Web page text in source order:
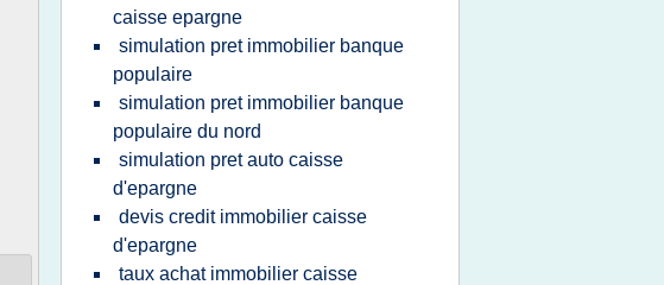
caisse epargne
simulation pret immobilier banque
populaire
simulation pret immobilier banque
populaire du nord
simulation pret auto caisse
d'epargne
devis credit immobilier caisse
d'epargne
taux achat immobilier caisse